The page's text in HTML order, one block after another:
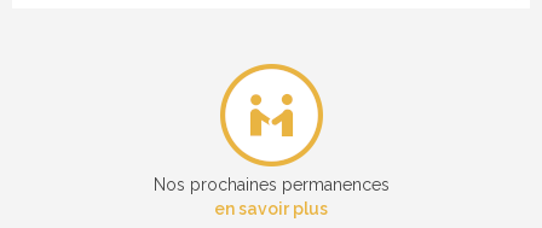
Nos prochaines permanences
en savoir plus